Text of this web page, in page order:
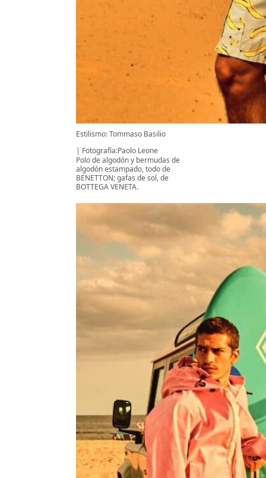
Estilismo: Tommaso Basilio
Fotografía:Paolo Leone
Polo de algodón y bermudas de
algodón estampado, todo de
BENETTON; gafas de sol, de
BOTTEGA VENETA.